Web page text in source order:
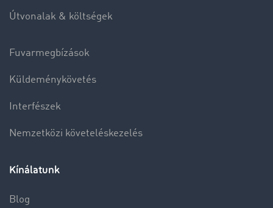
Útvonalak & költségek
Fuvarmegbízások
Küldeménykövetés
Interfészek
Nemzetközi követeléskezelés
Kínálatunk
Blog